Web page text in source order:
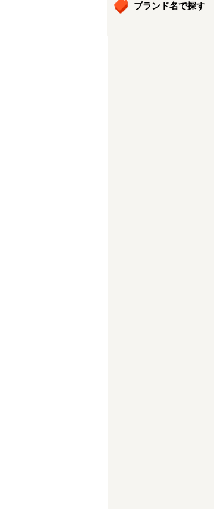
ブランド名で探す